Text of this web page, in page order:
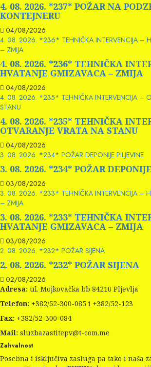
4. 08. 2026. *237* POŽAR NA
KONTEJNERU
04/08/2026
4. 08. 2026. *236* TEHNIČKA INTERVENCIJA –
– ZMIJA
4. 08. 2026. *236* TEHNIČKA
HVATANJE GMIZAVACA – ZMIJA
04/08/2026
4. 08. 2026. *235* TEHNIČKA INTERVENCIJA –
STANU
4. 08. 2026. *235* TEHNIČKA
OTVARANJE VRATA NA STANU
04/08/2026
3. 08. 2026. *234* POŽAR DEPONIJE PILJEVINE
3. 08. 2026. *234* POŽAR
03/08/2026
3. 08. 2026. *233* TEHNIČKA INTERVENCIJA –
– ZMIJA
3. 08. 2026. *233* TEHNIČKA
HVATANJE GMIZAVACA – ZMIJA
03/08/2026
2. 08. 2026. *232* POŽAR SIJENA
2. 08. 2026. *232* POŽAR SIJENA
02/08/2026
Adresa: ul. Mojkovačka bb 84210 Pljevlja
Telefon: +382/52-300-085 i +382/52-123
Fax: +382/52-300-084
Mail: sluzbazastitepv@t-com.me
Zahvalnost
Posebna i isključiva zasluga pa tako i naša